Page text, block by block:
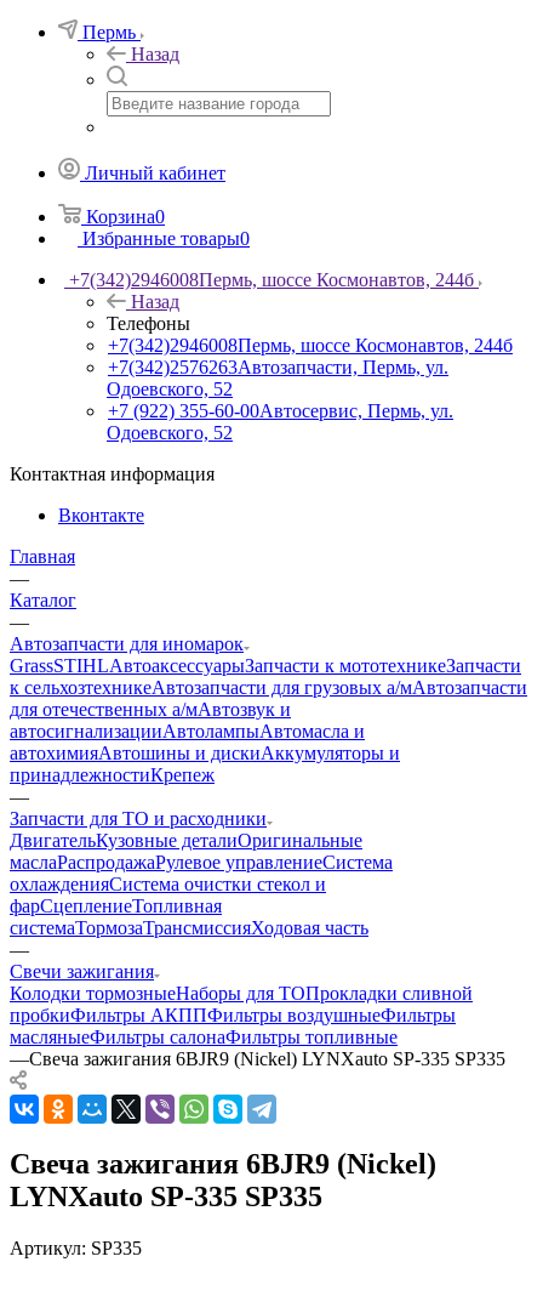
Пермь
Назад
Личный кабинет
Корзина0
Избранные товары0
+7(342)2946008Пермь, шоссе Космонавтов, 244б
Назад
Телефоны
+7(342)2946008Пермь, шоссе Космонавтов, 244б
+7(342)2576263Автозапчасти, Пермь, ул.
Одоевского, 52
+7 (922) 355-60-00Автосервис, Пермь, ул.
Одоевского, 52
Контактная информация
Вконтакте
Главная
—
Каталог
—
Автозапчасти для иномарок
GrassSTIHLАвтоаксессуарыЗапчасти к мототехникеЗапчасти
к сельхозтехникеАвтозапчасти для грузовых а/мАвтозапчасти
для отечественных а/мАвтозвук и
автосигнализацииАвтолампыАвтомасла и
автохимияАвтошины и дискиАккумуляторы и
принадлежностиКрепеж
—
Запчасти для ТО и расходники
ДвигательКузовные деталиОригинальные
маслаРаспродажаРулевое управлениеСистема
охлажденияСистема очистки стекол и
фарСцеплениеТопливная
системаТормозаТрансмиссияХодовая часть
—
Свечи зажигания
Колодки тормозныеНаборы для ТОПрокладки сливной
пробкиФильтры АКППФильтры воздушныеФильтры
масляныеФильтры салонаФильтры топливные
—Свеча зажигания 6BJR9 (Nickel) LYNXauto SP-335 SP335
Свеча зажигания 6BJR9 (Nickel)
LYNXauto SP-335 SP335
Артикул: SP335